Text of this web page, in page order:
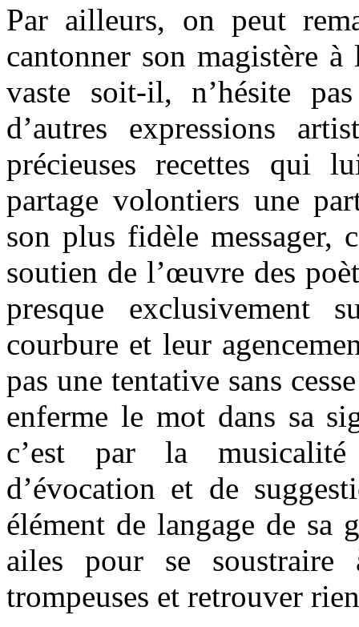
Par ailleurs, on peut
cantonner son magistère
vaste soit-il, n’hésite
d’autres expressions
précieuses recettes qui
partage volontiers une
son plus fidèle messager,
soutien de l’œuvre des
presque
courbure et leur
pas une tentative sans
enferme le mot dans sa
c’est par la
d’évocation et de
élément de langage de sa
ailes pour se soustraire
trompeuses et retrouver